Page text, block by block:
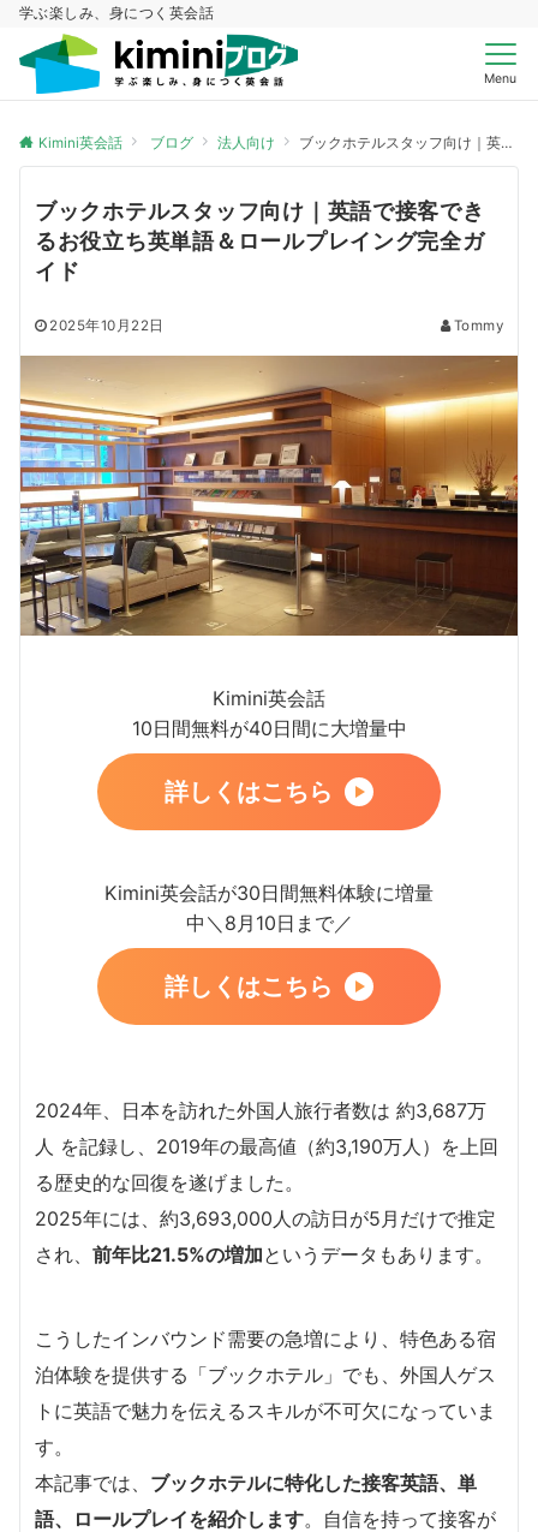
学ぶ楽しみ、身につく英会話
Menu
Kimini英会話 ブログ 法人向け ブックホテルスタッフ向け｜英語で接客できるお役立ち英単語＆ロールプレイング完全ガイド
ブックホテルスタッフ向け｜英語で接客でき
るお役立ち英単語＆ロールプレイング完全ガ
イド
2025年10月22日 Tommy
Kimini英会話
10日間無料が40日間に大増量中
詳しくはこちら
Kimini英会話が30日間無料体験に増量
中＼8月10日まで／
詳しくはこちら
2024年、日本を訪れた外国人旅行者数は 約3,687万
人 を記録し、2019年の最高値（約3,190万人）を上回
る歴史的な回復を遂げました。
2025年には、約3,693,000人の訪日が5月だけで推定
され、 前年比21.5%の増加というデータもあります。
こうしたインバウンド需要の急増により、特色ある宿
泊体験を提供する「ブックホテル」でも、外国人ゲス
トに英語で魅力を伝えるスキルが不可欠になっていま
す。
本記事では、 ブックホテルに特化した接客英語、単
語、ロールプレイを紹介します。自信を持って接客が